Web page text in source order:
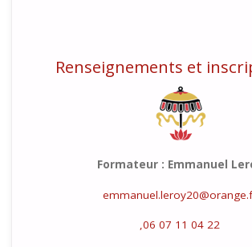
Renseignements et
Formateur : Emmanuel
,06 07 11 04 22